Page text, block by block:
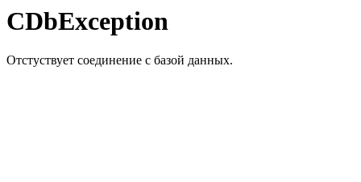
CDbException
Отстуствует соединение с базой данных.